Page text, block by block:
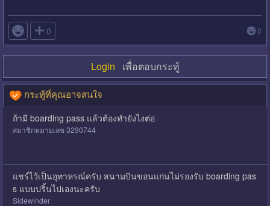
 0 0
Login เพื่อตอบกระทู้
กระทู้ที่คุณอาจสนใจ
ถ้ามี boarding pass แล้วต้องทำยังไงต่อ
สมาชิกหมายเลข 3290744
แชร์ไว้เป็นอุทาหรณ์ครับ สนามบินขอนแก่นไม่รองรับ boarding pas
s แบบปริ้นไปเองนะครับ
Sidewinder